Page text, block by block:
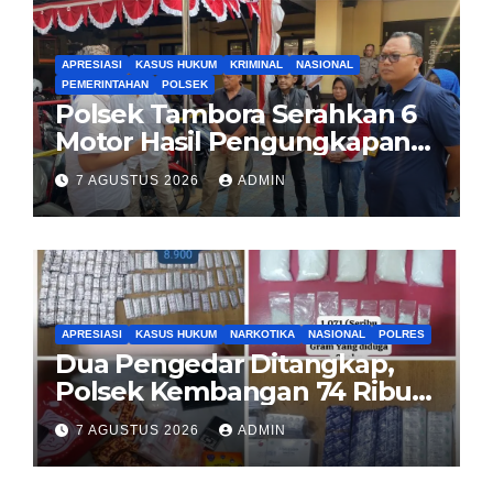
APRESIASI KASUS HUKUM KRIMINAL
NASIONAL
PEMERINTAHAN
POLSEK
Polsek Tambora Serahkan 6
Motor Hasil Pengungkapan
Kasus Curanmor Kepada
Pemilik Yang sah
7 AGUSTUS 2026 ADMIN
APRESIASI KASUS HUKUM NARKOTIKA NASIONAL POLRES
Dua Pengedar Ditangkap,
Polsek Kembangan 74 Ribu
Obat Keras, Sabu Hingga
Puluhan Vape Etomidate
Diamankan
7 AGUSTUS 2026 ADMIN